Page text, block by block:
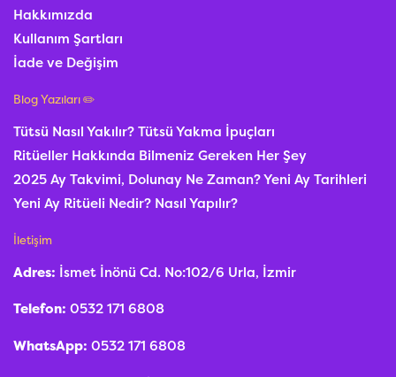
Hakkımızda
Kullanım Şartları
İade ve Değişim
Blog Yazıları ✏️
Tütsü Nasıl Yakılır? Tütsü Yakma İpuçları
Ritüeller Hakkında Bilmeniz Gereken Her Şey
2025 Ay Takvimi, Dolunay Ne Zaman? Yeni Ay Tarihleri
Yeni Ay Ritüeli Nedir? Nasıl Yapılır?
İletişim
Adres: İsmet İnönü Cd. No:102/6 Urla, İzmir
Telefon: 0532 171 6808
WhatsApp: 0532 171 6808